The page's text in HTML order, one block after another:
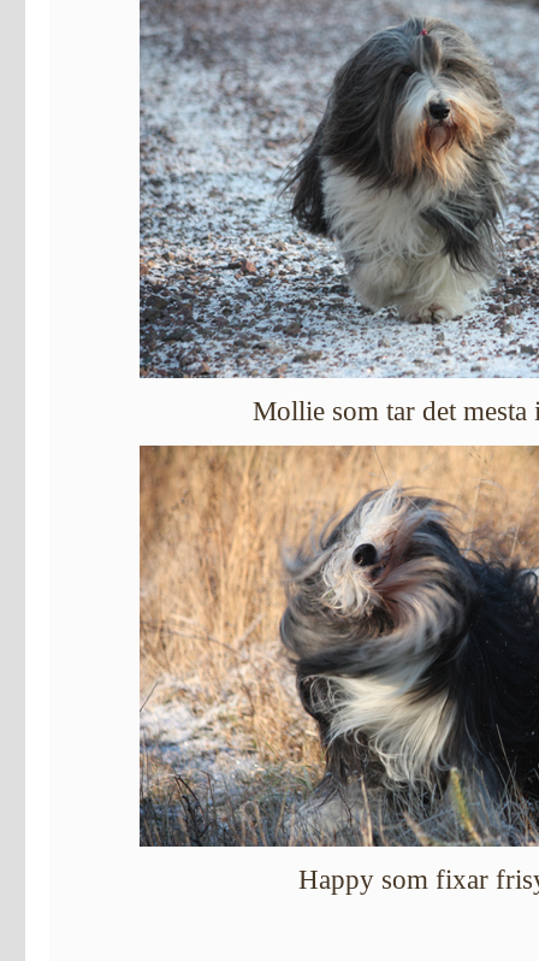
Mollie som tar det mesta
Happy som fixar